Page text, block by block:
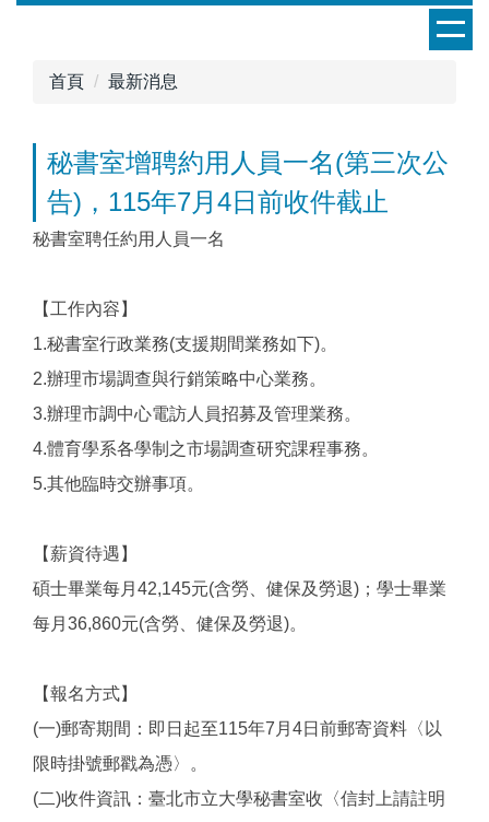
首頁 最新消息
秘書室增聘約用人員一名(第三次公
告)，115年7月4日前收件截止
秘書室聘任約用人員一名
【工作內容】
1.秘書室行政業務(支援期間業務如下)。
2.辦理市場調查與行銷策略中心業務。
3.辦理市調中心電訪人員招募及管理業務。
4.體育學系各學制之市場調查研究課程事務。
5.其他臨時交辦事項。
【薪資待遇】
碩士畢業每月42,145元(含勞、健保及勞退)；學士畢業
每月36,860元(含勞、健保及勞退)。
【報名方式】
(一)郵寄期間：即日起至115年7月4日前郵寄資料〈以
限時掛號郵戳為憑〉。
(二)收件資訊：臺北市立大學秘書室收〈信封上請註明